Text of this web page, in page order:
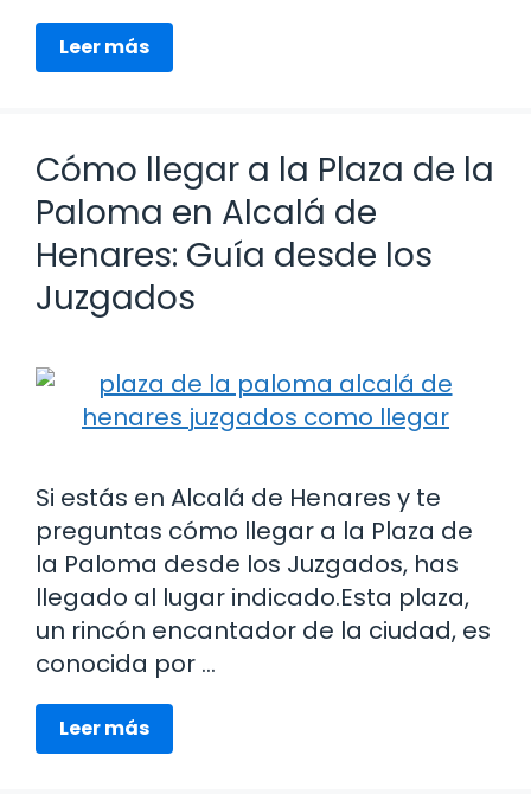
Leer más
Cómo llegar a la Plaza de la
Paloma en Alcalá de
Henares: Guía desde los
Juzgados
Si estás en Alcalá de Henares y te
preguntas cómo llegar a la Plaza de
la Paloma desde los Juzgados, has
llegado al lugar indicado.Esta plaza,
un rincón encantador de la ciudad, es
conocida por …
Leer más